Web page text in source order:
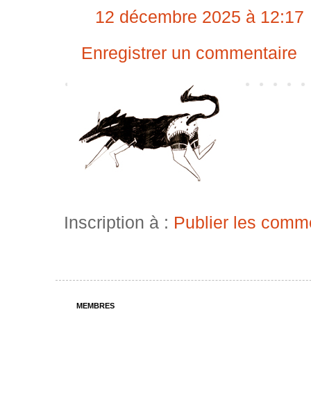
12 décembre 2025 à 12:17
Enregistrer un commentaire
Inscription à : Publier les
MEMBRES